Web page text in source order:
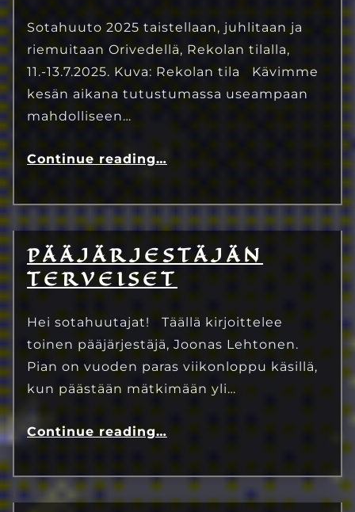
Sotahuuto 2025 taistellaan, juhlitaan ja
riemuitaan Orivedellä, Rekolan tilalla,
11.-13.7.2025. Kuva: Rekolan tila Kävimme
kesän aikana tutustumassa useampaan
mahdolliseen…
Continue reading…
PÄÄJÄRJESTÄJÄN
TERVEISET
Hei sotahuutajat! Täällä kirjoittelee
toinen pääjärjestäjä, Joonas Lehtonen.
Pian on vuoden paras viikonloppu käsillä,
kun päästään mätkimään yli…
Continue reading…
9.7.2024
Eetu Kinnunen